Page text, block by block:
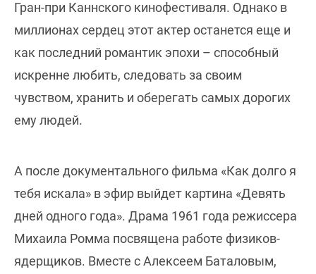
Гран-при Каннского кинофестиваля. Однако в
миллионах сердец этот актер останется еще и
как последний романтик эпохи – способный
искренне любить, следовать за своим
чувством, хранить и оберегать самых дорогих
ему людей.
А после документального фильма «Как долго я
тебя искала» в эфир выйдет картина «Девять
дней одного года». Драма 1961 года режиссера
Михаила Ромма посвящена работе физиков-
ядерщиков. Вместе с Алексеем Баталовым,